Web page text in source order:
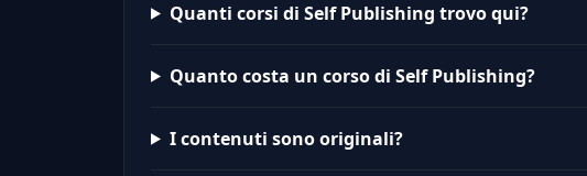
Quanti corsi di Self Publishing trovo qui?
Quanto costa un corso di Self Publishing?
I contenuti sono originali?